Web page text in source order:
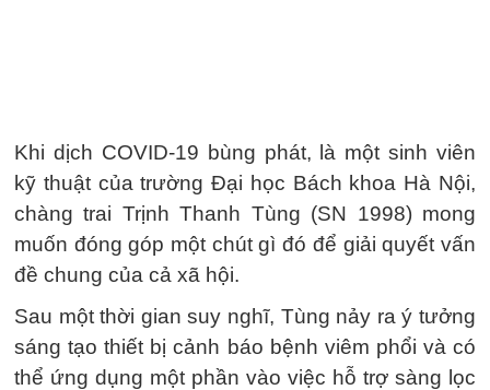
Khi dịch COVID-19 bùng phát, là một sinh viên
kỹ thuật của trường Đại học Bách khoa Hà Nội,
chàng trai Trịnh Thanh Tùng (SN 1998) mong
muốn đóng góp một chút gì đó để giải quyết vấn
đề chung của cả xã hội.
Sau một thời gian suy nghĩ, Tùng nảy ra ý tưởng
sáng tạo thiết bị cảnh báo bệnh viêm phổi và có
thể ứng dụng một phần vào việc hỗ trợ sàng lọc